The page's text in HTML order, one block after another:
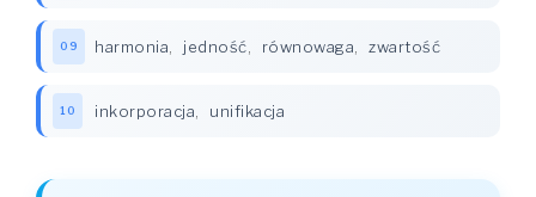
09 harmonia, jedność, równowaga, zwartość
10 inkorporacja, unifikacja